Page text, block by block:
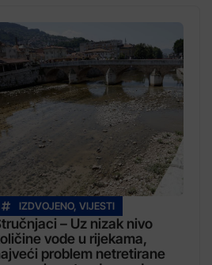
IZDVOJENO, VIJESTI
– Uz nizak nivo
vode u rijekama,
problem netretirane